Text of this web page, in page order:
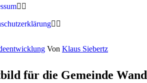
Von Klaus Siebertz
für die Gemeinde